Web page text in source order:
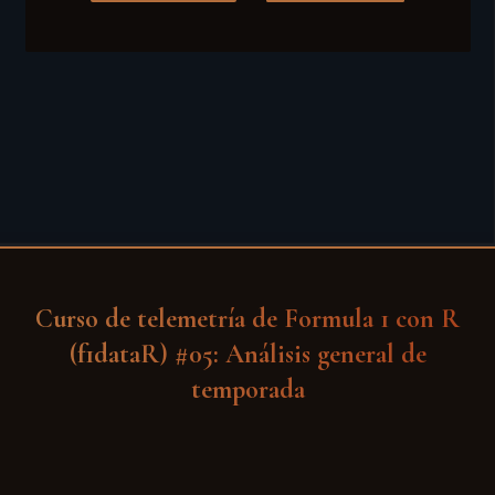
Curso de telemetría de Formula 1 con R
(f1dataR) #05: Análisis general de
temporada